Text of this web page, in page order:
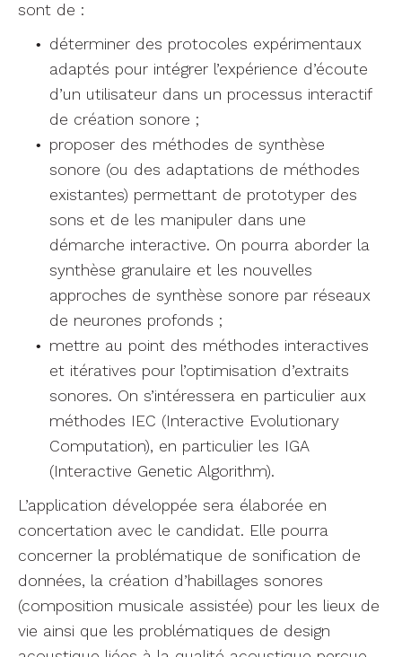
sont de :
déterminer des protocoles expérimentaux
adaptés pour intégrer l’expérience d’écoute
d’un utilisateur dans un processus interactif
de création sonore ;
proposer des méthodes de synthèse
sonore (ou des adaptations de méthodes
existantes) permettant de prototyper des
sons et de les manipuler dans une
démarche interactive. On pourra aborder la
synthèse granulaire et les nouvelles
approches de synthèse sonore par réseaux
de neurones profonds ;
mettre au point des méthodes interactives
et itératives pour l’optimisation d’extraits
sonores. On s’intéressera en particulier aux
méthodes IEC (Interactive Evolutionary
Computation), en particulier les IGA
(Interactive Genetic Algorithm).
L’application développée sera élaborée en
concertation avec le candidat. Elle pourra
concerner la problématique de sonification de
données, la création d’habillages sonores
(composition musicale assistée) pour les lieux de
vie ainsi que les problématiques de design